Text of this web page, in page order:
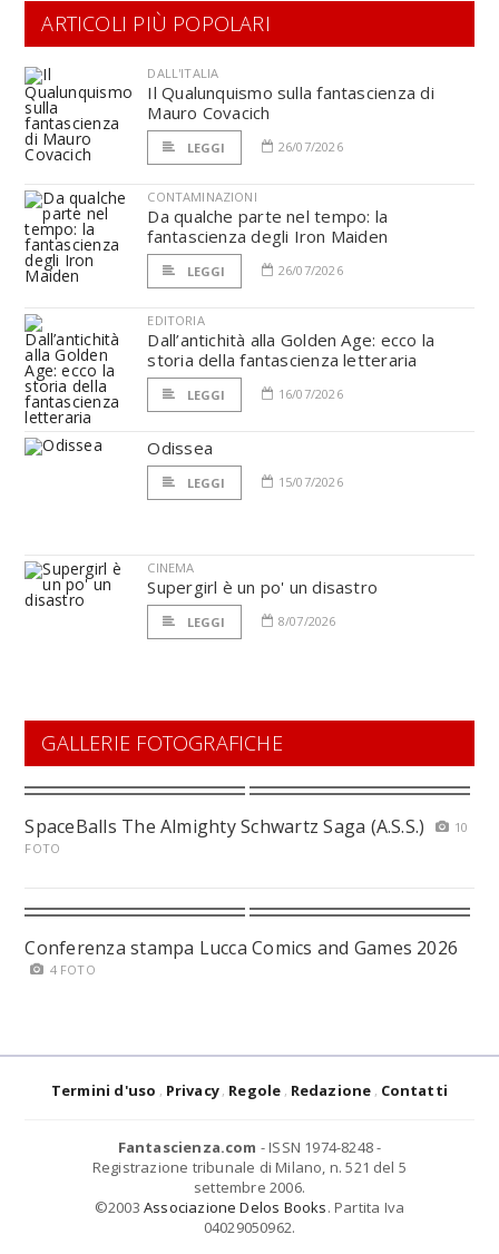
ARTICOLI PIÙ POPOLARI
DALL'ITALIA
Il Qualunquismo sulla fantascienza di
Mauro Covacich
LEGGI 26/07/2026
CONTAMINAZIONI
Da qualche parte nel tempo: la
fantascienza degli Iron Maiden
LEGGI 26/07/2026
EDITORIA
Dall’antichità alla Golden Age: ecco la
storia della fantascienza letteraria
LEGGI 16/07/2026
Odissea
LEGGI 15/07/2026
CINEMA
Supergirl è un po' un disastro
LEGGI 8/07/2026
GALLERIE FOTOGRAFICHE
SpaceBalls The Almighty Schwartz Saga (A.S.S.)
10
FOTO
Conferenza stampa Lucca Comics and Games 2026
4 FOTO
Termini d'uso Privacy Regole Redazione Contatti
Fantascienza.com - ISSN 1974-8248 -
Registrazione tribunale di Milano, n. 521 del 5
settembre 2006.
©2003 Associazione Delos Books. Partita Iva
04029050962.